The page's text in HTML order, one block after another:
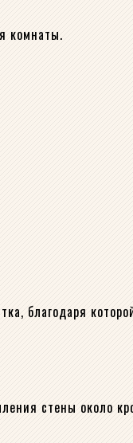
комнаты.
благодаря
стены около